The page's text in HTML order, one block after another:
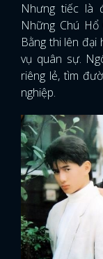
Nhưng tiếc là
Những Chú
Bằng thi lên đại
vụ quân sự.
riêng lẻ, tìm
nghiệp.